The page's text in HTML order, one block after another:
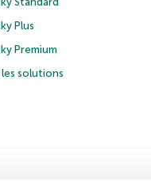
Plus
Premium
solutions